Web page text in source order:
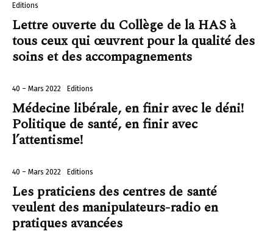
Editions
Lettre ouverte du Collège de la HAS à
tous ceux qui œuvrent pour la qualité des
soins et des accompagnements
40 – Mars 2022 Editions
Médecine libérale, en finir avec le déni!
Politique de santé, en finir avec
l’attentisme!
40 – Mars 2022 Editions
Les praticiens des centres de santé
veulent des manipulateurs-radio en
pratiques avancées